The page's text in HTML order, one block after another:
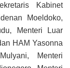
Kabinet
Moeldoko,
Menteri Luar
HAM Yasonna
Menteri